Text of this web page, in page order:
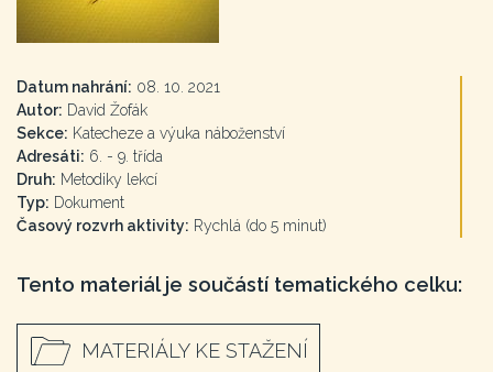
Datum nahrání: 08. 10. 2021
Autor: David Žofák
Sekce: Katecheze a výuka náboženství
Adresáti: 6. - 9. třída
Druh: Metodiky lekcí
Typ: Dokument
Časový rozvrh aktivity: Rychlá (do 5 minut)
Tento materiál je součástí tematického celku:
MATERIÁLY KE STAŽENÍ